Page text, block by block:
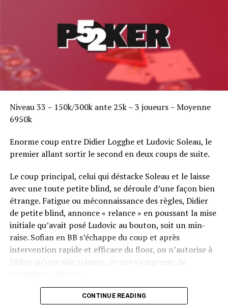
Niveau 33 – 150k/300k ante 25k – 3 joueurs – Moyenne
6950k
Enorme coup entre Didier Logghe et Ludovic Soleau, le
premier allant sortir le second en deux coups de suite.
Le coup principal, celui qui déstacke Soleau et le laisse
avec une toute petite blind, se déroule d’une façon bien
étrange. Fatigue ou méconnaissance des règles, Didier
de petite blind, annonce « relance » en poussant la mise
initiale qu’avait posé Ludovic au bouton, soit un min-
raise. Sofian en BB s’échappe du coup et après
intervention rapide et efficace du floor, on n’autorise à
Didier qu’une min relance, ce que s’empresse de
Flop QJ4. All-in de Ludovic et insta call de Logghe, avec
CONTINUE READING